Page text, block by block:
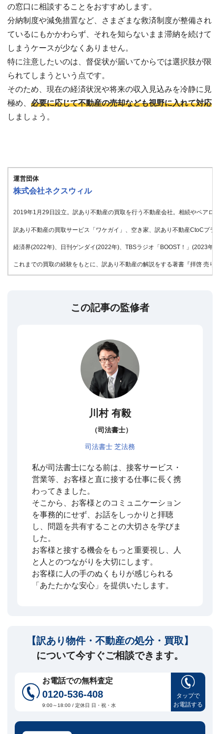
の窓口に相談することをおすすめします。
分納制度や減免措置など、さまざまな救済制度が整備され
ているにもかかわらず、それを知らないまま滞納を続けて
しまうケースが少なくありません。
特に注意したいのは、督促状が届いてからでは選択肢が限
られてしまうという点です。
そのため、現在の経済状況や将来の収入見込みを冷静に見
極め、 必要に応じて不動産の売却なども視野に入れて対応
しましょう。
運営団体
株式会社ネクスウィル
2019年1月29日設立。訳あり不動産の買取を行う不動産会社。相続やペアロ
訳あり不動産の買取サービス「ワケガイ」、空き家、訳あり不動産CtoCプラ
経済界(2022年)、日刊ゲンダイ(2022年)、TBSラジオ「BOOST！」(2023年
これまでの買取の経験をもとに、訳あり不動産の解説をする著書『拝啓 売
この記事の監修者
川村 有毅
（司法書士）
司法書士 芝法務
私が司法書士になる前は、接客サービス・
営業等、お客様と直に接する仕事に長く携
わってきました。
そこから、お客様とのコミュニケーション
を事務的にせず、お話をしっかりと拝聴
し、問題を共有することの大切さを学びま
した。
お客様と接する機会をもっと重要視し、人
と人とのつながりを大切にします。
お客様に人の手のぬくもりが感じられる
「あたたかな安心」を提供いたします。
【訳あり物件・不動産の処分・買取】
について今すぐご相談できます。
お電話での無料査定
0120-536-408
9:00～18:00 / 定休日 日・祝・水
タップで
お電話する